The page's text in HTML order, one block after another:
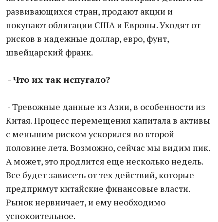
развивающихся стран, продают акции и
покупают облигации США и Европы. Уходят от
рисков в надежные доллар, евро, фунт,
швейцарский франк.
- Что их так испугало?
- Тревожные данные из Азии, в особенности из
Китая. Процесс перемещения капитала в активы
с меньшим риском ускорился во второй
половине лета. Возможно, сейчас мы видим пик.
А может, это продлится еще несколько недель.
Все будет зависеть от тех действий, которые
предпримут китайские финансовые власти.
Рынок нервничает, и ему необходимо
успокоительное.